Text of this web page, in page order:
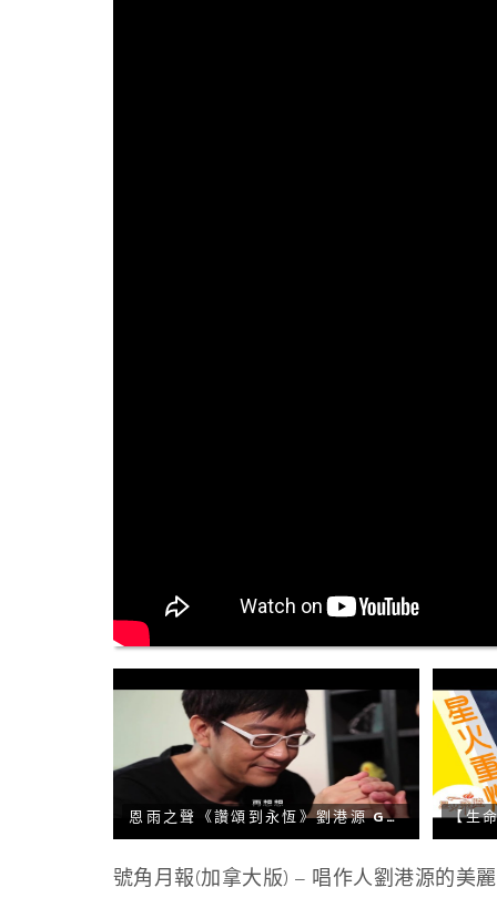
恩雨之聲《讚頌到永恆》劉港源 GARY 見證特輯 (粵語)
號角月報(加拿大版) – 唱作人劉港源的美